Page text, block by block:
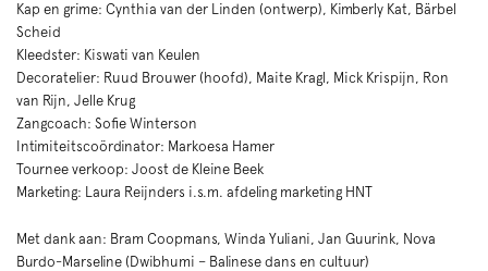
Kap en grime: Cynthia van der Linden (ontwerp), Kimberly Kat, Bärbel
Scheid
Kleedster: Kiswati van Keulen
Decoratelier: Ruud Brouwer (hoofd), Maite Kragl, Mick Krispijn, Ron
van Rijn, Jelle Krug
Zangcoach: Sofie Winterson
Intimiteitscoördinator: Markoesa Hamer
Tournee verkoop: Joost de Kleine Beek
Marketing: Laura Reijnders i.s.m. afdeling marketing HNT
Met dank aan: Bram Coopmans, Winda Yuliani, Jan Guurink, Nova
Burdo-Marseline (Dwibhumi – Balinese dans en cultuur)